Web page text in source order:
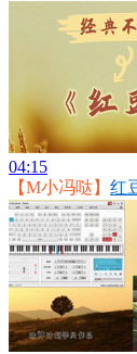
04:15
【M小冯哒】 红